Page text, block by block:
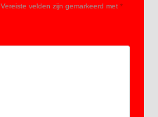
Vereiste velden zijn gemarkeerd met *